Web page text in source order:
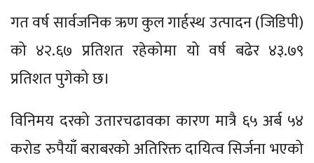
गत वर्ष सार्वजनिक ऋण कुल गार्हस्थ उत्पादन (जिडिपी)
को ४२.६७ प्रतिशत रहेकोमा यो वर्ष बढेर ४३.७९
प्रतिशत पुगेको छ।
विनिमय दरको उतारचढावका कारण मात्रै ६५ अर्ब ५४
करोड रुपैयाँ बराबरको अतिरिक्त दायित्व सिर्जना भएको